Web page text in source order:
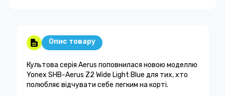
Опис товару
Культова серія Aerus поповнилася новою моделлю
Yonex SHB-Aerus Z2 Wide Light Blue для тих, хто
полюбляє відчувати себе легким на корті.